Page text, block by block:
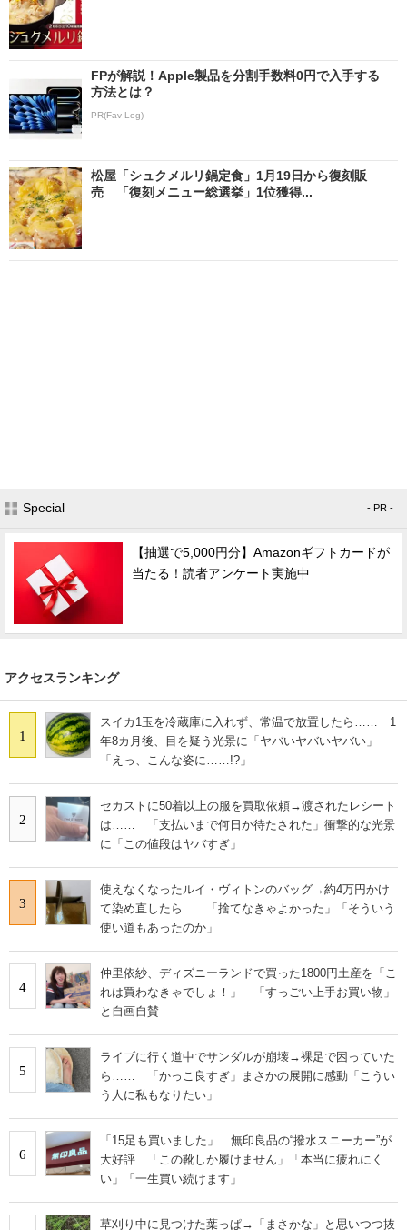
FPが解説！Apple製品を分割手数料0円で入手する
方法とは？
PR(Fav-Log)
松屋「シュクメルリ鍋定食」1月19日から復刻販
売 「復刻メニュー総選挙」1位獲得...
Special - PR -
【抽選で5,000円分】Amazonギフトカードが
当たる！読者アンケート実施中
アクセスランキング
1
スイカ1玉を冷蔵庫に入れず、常温で放置したら…… 1
年8カ月後、目を疑う光景に「ヤバいヤバいヤバい」
「えっ、こんな姿に……!?」
2
セカストに50着以上の服を買取依頼→渡されたレシート
は…… 「支払いまで何日か待たされた」衝撃的な光景
に「この値段はヤバすぎ」
3
使えなくなったルイ・ヴィトンのバッグ→約4万円かけ
て染め直したら……「捨てなきゃよかった」「そういう
使い道もあったのか」
4
仲里依紗、ディズニーランドで買った1800円土産を「こ
れは買わなきゃでしょ！」 「すっごい上手お買い物」
と自画自賛
5
ライブに行く道中でサンダルが崩壊→裸足で困っていた
ら…… 「かっこ良すぎ」まさかの展開に感動「こうい
う人に私もなりたい」
6
「15足も買いました」 無印良品の“撥水スニーカー”が
大好評 「この靴しか履けません」「本当に疲れにく
い」「一生買い続けます」
草刈り中に見つけた葉っぱ→「まさかな」と思いつつ抜